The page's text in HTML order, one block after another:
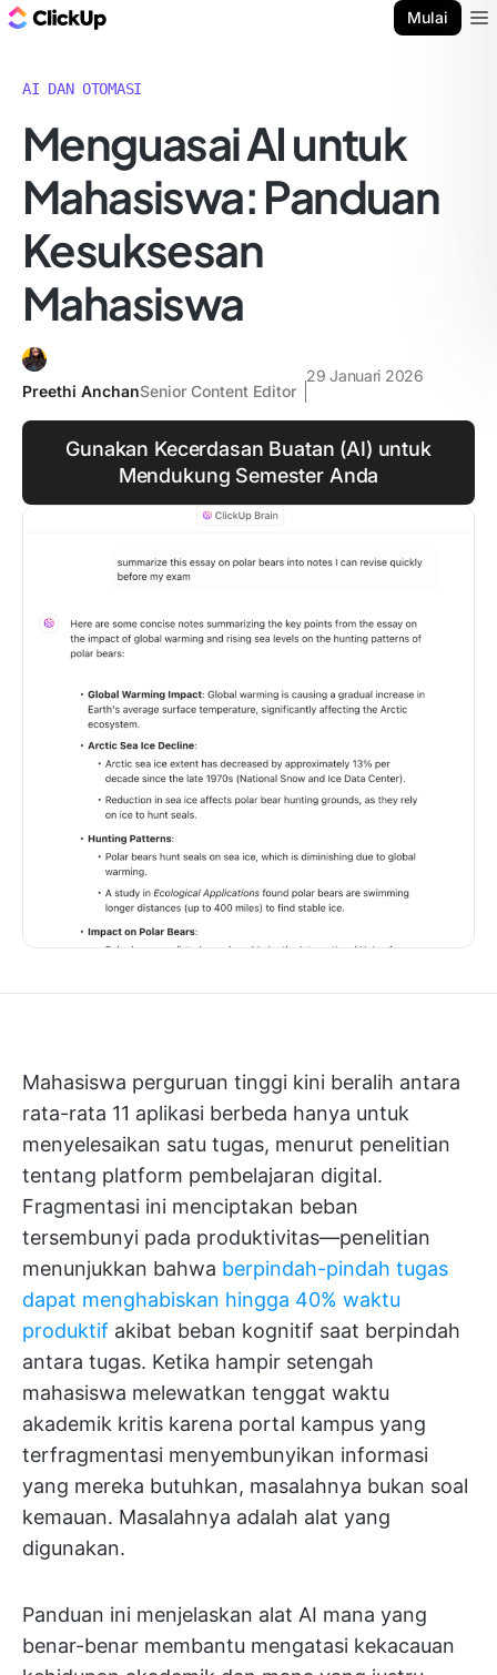
Mulai
AI DAN OTOMASI
Menguasai AI untuk
Mahasiswa: Panduan
Kesuksesan
Mahasiswa
Preethi AnchanSenior Content Editor
29 Januari 2026
Gunakan Kecerdasan Buatan (AI) untuk
Mendukung Semester Anda
Mahasiswa perguruan tinggi kini beralih antara
rata-rata 11 aplikasi berbeda hanya untuk
menyelesaikan satu tugas, menurut penelitian
tentang platform pembelajaran digital.
Fragmentasi ini menciptakan beban
tersembunyi pada produktivitas—penelitian
menunjukkan bahwa berpindah-pindah tugas
dapat menghabiskan hingga 40% waktu
produktif akibat beban kognitif saat berpindah
antara tugas. Ketika hampir setengah
mahasiswa melewatkan tenggat waktu
akademik kritis karena portal kampus yang
terfragmentasi menyembunyikan informasi
yang mereka butuhkan, masalahnya bukan soal
kemauan. Masalahnya adalah alat yang
digunakan.
Panduan ini menjelaskan alat AI mana yang
benar-benar membantu mengatasi kekacauan